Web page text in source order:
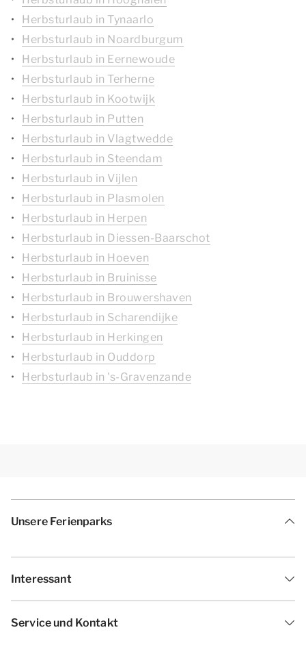
Herbsturlaub in Tynaarlo
Herbsturlaub in Noardburgum
Herbsturlaub in Eernewoude
Herbsturlaub in Terherne
Herbsturlaub in Kootwijk
Herbsturlaub in Putten
Herbsturlaub in Vlagtwedde
Herbsturlaub in Steendam
Herbsturlaub in Vijlen
Herbsturlaub in Plasmolen
Herbsturlaub in Herpen
Herbsturlaub in Diessen-Baarschot
Herbsturlaub in Hoeven
Herbsturlaub in Bruinisse
Herbsturlaub in Brouwershaven
Herbsturlaub in Scharendijke
Herbsturlaub in Herkingen
Herbsturlaub in Ouddorp
Herbsturlaub in 's-Gravenzande
Unsere Ferienparks
Interessant
Service und Kontakt